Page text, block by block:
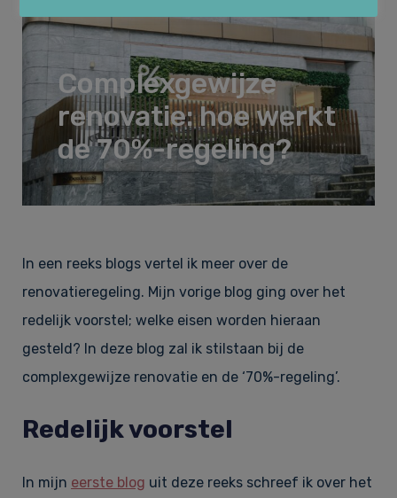
Huurrecht
Financieel recht & Insolventierecht
Bouwrecht & Vastgoed
Arbeidsrecht & Arbeidsmigratie­recht
Over Law&Pepper
Onze kernwaarden
Referenties
Tarieven
Klachtenregeling
Nieuws
Vacatures
Contact
Complexgewijze
renovatie: hoe werkt
de 70%-regeling?
In een reeks blogs vertel ik meer over de
renovatieregeling. Mijn vorige blog ging over het
redelijk voorstel; welke eisen worden hieraan
gesteld? In deze blog zal ik stilstaan bij de
complexgewijze renovatie en de ‘70%-regeling’.
Redelijk voorstel
In mijn eerste blog uit deze reeks schreef ik over het